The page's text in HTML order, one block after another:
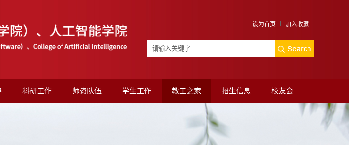
设为首页 加入收藏
科研工作 师资队伍 学生工作 教工之家 招生信息 校友会